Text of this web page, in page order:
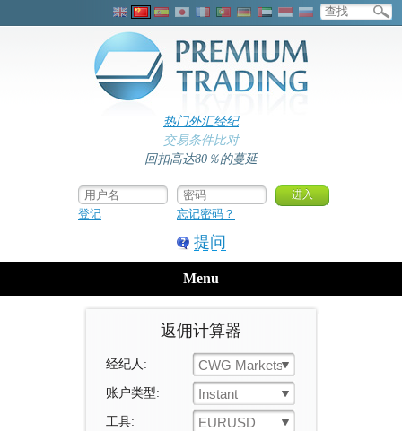
热门外汇经纪
交易条件比对
回扣高达80％的蔓延
登记 忘记密码？
提问
Menu
返佣计算器
经纪人: CWG Markets
账户类型: Instant
工具: EURUSD